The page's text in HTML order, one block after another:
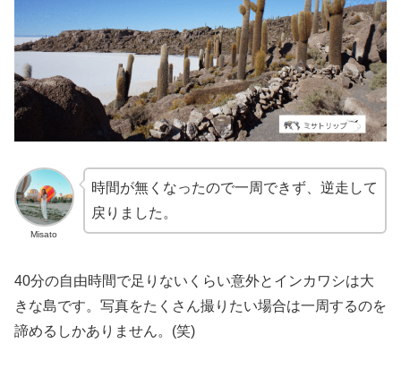
Misato
時間が無くなったので一周できず、逆走して
戻りました。
40分の自由時間で足りないくらい意外とインカワシは大
きな島です。写真をたくさん撮りたい場合は一周するのを
諦めるしかありません。(笑)